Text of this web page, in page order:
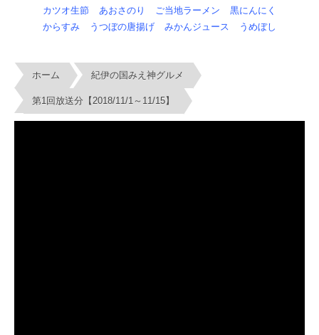
カツオ生節 あおさのり ご当地ラーメン
黒にんにく
からすみ
うつぼの唐揚げ みかんジュース うめぼし
ホーム 紀伊の国みえ神グルメ
第1回放送分【2018/11/1～11/15】